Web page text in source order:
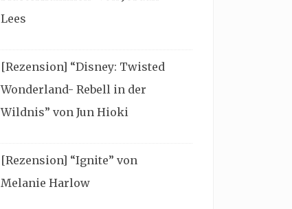
Lees
[Rezension] “Disney: Twisted
Wonderland- Rebell in der
Wildnis” von Jun Hioki
[Rezension] “Ignite” von
Melanie Harlow